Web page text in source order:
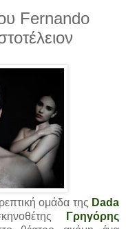
Fernando
ομάδα της Dada
Γρηγόρης